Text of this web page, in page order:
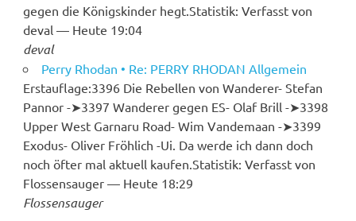
gegen die Königskinder hegt.Statistik: Verfasst von
deval — Heute 19:04
deval
Perry Rhodan • Re: PERRY RHODAN Allgemein
Erstauflage:3396 Die Rebellen von Wanderer- Stefan
Pannor -➤︎3397 Wanderer gegen ES- Olaf Brill -➤︎3398
Upper West Garnaru Road- Wim Vandemaan -➤︎3399
Exodus- Oliver Fröhlich -Ui. Da werde ich dann doch
noch öfter mal aktuell kaufen.Statistik: Verfasst von
Flossensauger — Heute 18:29
Flossensauger